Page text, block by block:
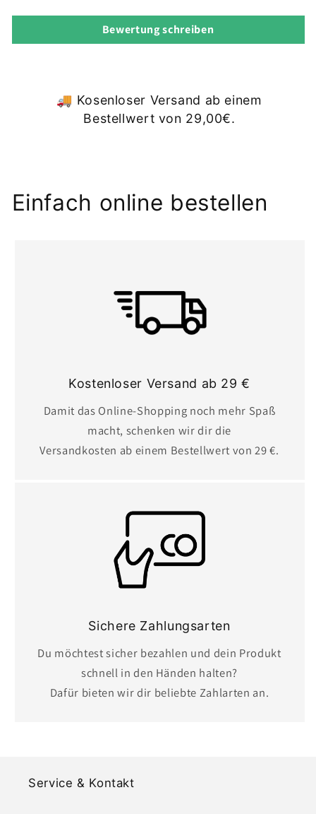
r
t
Bewertung schreiben
🚚 Kosenloser Versand ab einem
Bestellwert von 29,00€.
Einfach online bestellen
Kostenloser Versand ab 29 €
Damit das Online-Shopping noch mehr Spaß
macht, schenken wir dir die
Versandkosten ab einem Bestellwert von 29 €.
Sichere Zahlungsarten
Du möchtest sicher bezahlen und dein Produkt
schnell in den Händen halten?
Dafür bieten wir dir beliebte Zahlarten an.
Service & Kontakt